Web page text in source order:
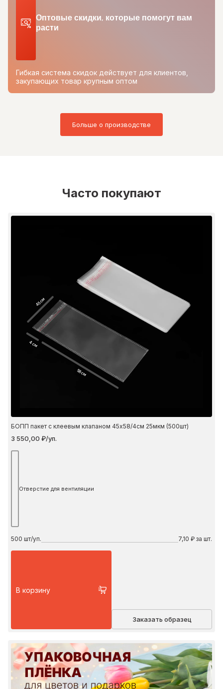
Оптовые скидки, которые помогут вам
расти
Гибкая система скидок действует для клиентов,
закупающих товар крупным оптом
Больше о производстве
Часто покупают
45 см
4 см
58 см
БОПП пакет с клеевым клапаном 45х58/4см 25мкм (500шт)
3 550,00 ₽/уп.
Отверстие для вентиляции
500 шт/уп. 7,10 ₽ за шт.
В корзину
Заказать образец